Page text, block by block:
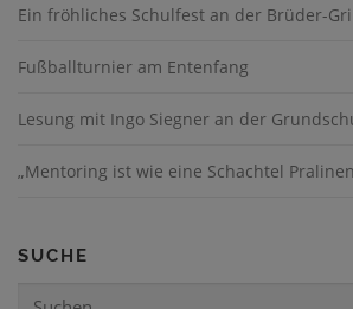
Ein fröhliches Schulfest an der Brüder-
Fußballturnier am Entenfang
Lesung mit Ingo Siegner an der
„Mentoring ist wie eine Schachtel
SUCHE
Suchen